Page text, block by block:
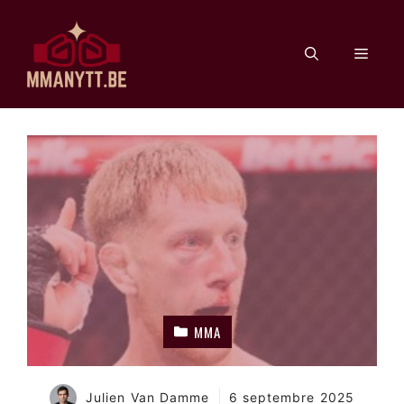
contenu
MMA
Julien Van Damme 6 septembre 2025